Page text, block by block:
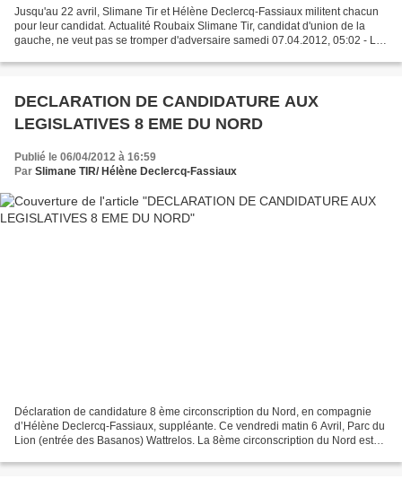
Jusqu'au 22 avril, Slimane Tir et Hélène Declercq-Fassiaux militent chacun
pour leur candidat. Actualité Roubaix Slimane Tir, candidat d'union de la
gauche, ne veut pas se tromper d'adversaire samedi 07.04.2012, 05:02 - La
DECLARATION DE CANDIDATURE AUX
LEGISLATIVES 8 EME DU NORD
Publié le 06/04/2012 à 16:59
Par Slimane TIR/ Hélène Declercq-Fassiaux
Déclaration de candidature 8 ème circonscription du Nord, en compagnie
d’Hélène Declercq-Fassiaux, suppléante. Ce vendredi matin 6 Avril, Parc du
Lion (entrée des Basanos) Wattrelos. La 8ème circonscription du Nord est